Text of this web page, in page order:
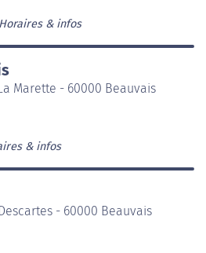
Horaires & infos
Marette - 60000 Beauvais
& infos
- 60000 Beauvais